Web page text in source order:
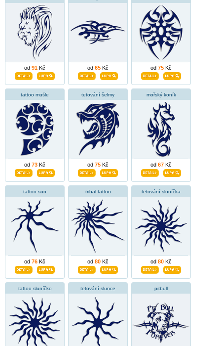
od 91 Kč od 65 Kč od 75 Kč
tattoo mušle
od 73 Kč
tetování šelmy
od 75 Kč
mořský koník
od 67 Kč
tattoo sun
od 76 Kč
tribal tattoo
od 80 Kč
tetování sluníčka
od 80 Kč
tattoo sluníčko tetování slunce pitbull